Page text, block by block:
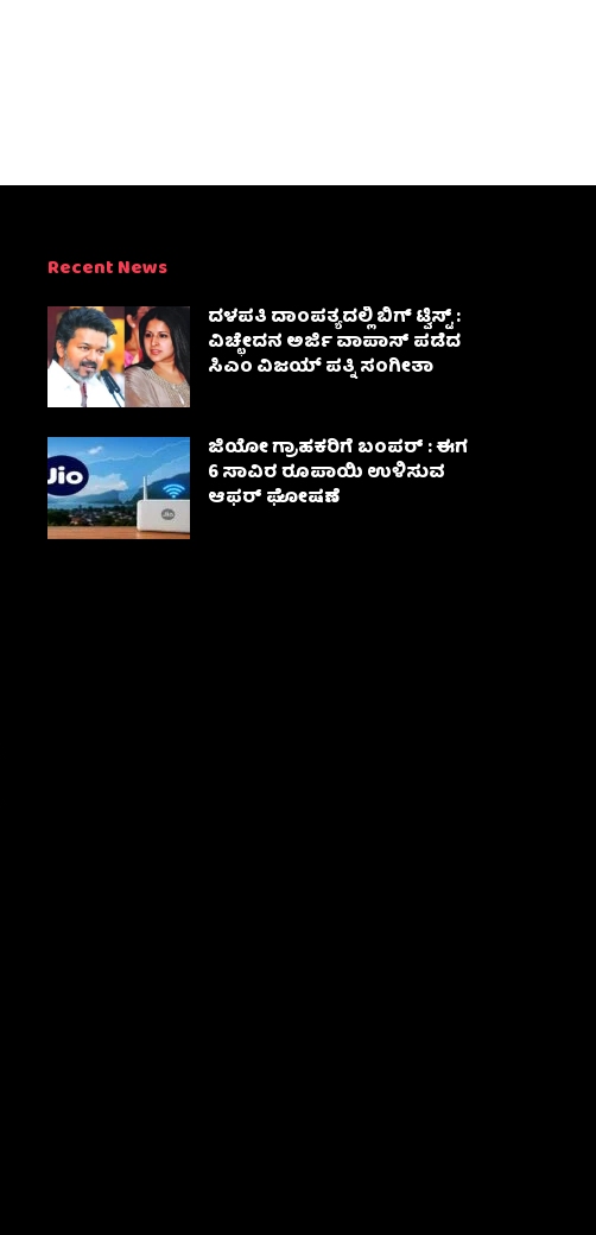
Recent News
ದಳಪತಿ ದಾಂಪತ್ಯದಲ್ಲಿ ಬಿಗ್ ಟ್ವಿಸ್ಟ್ :
ವಿಚ್ಛೇದನ ಅರ್ಜಿ ವಾಪಾಸ್‌ ಪಡೆದ
ಸಿಎಂ ವಿಜಯ್ ಪತ್ನಿ ಸಂಗೀತಾ‌
ಜಿಯೋ ಗ್ರಾಹಕರಿಗೆ ಬಂಪರ್ : ಈಗ
6 ಸಾವಿರ ರೂಪಾಯಿ ಉಳಿಸುವ
ಆಫರ್ ಘೋಷಣೆ